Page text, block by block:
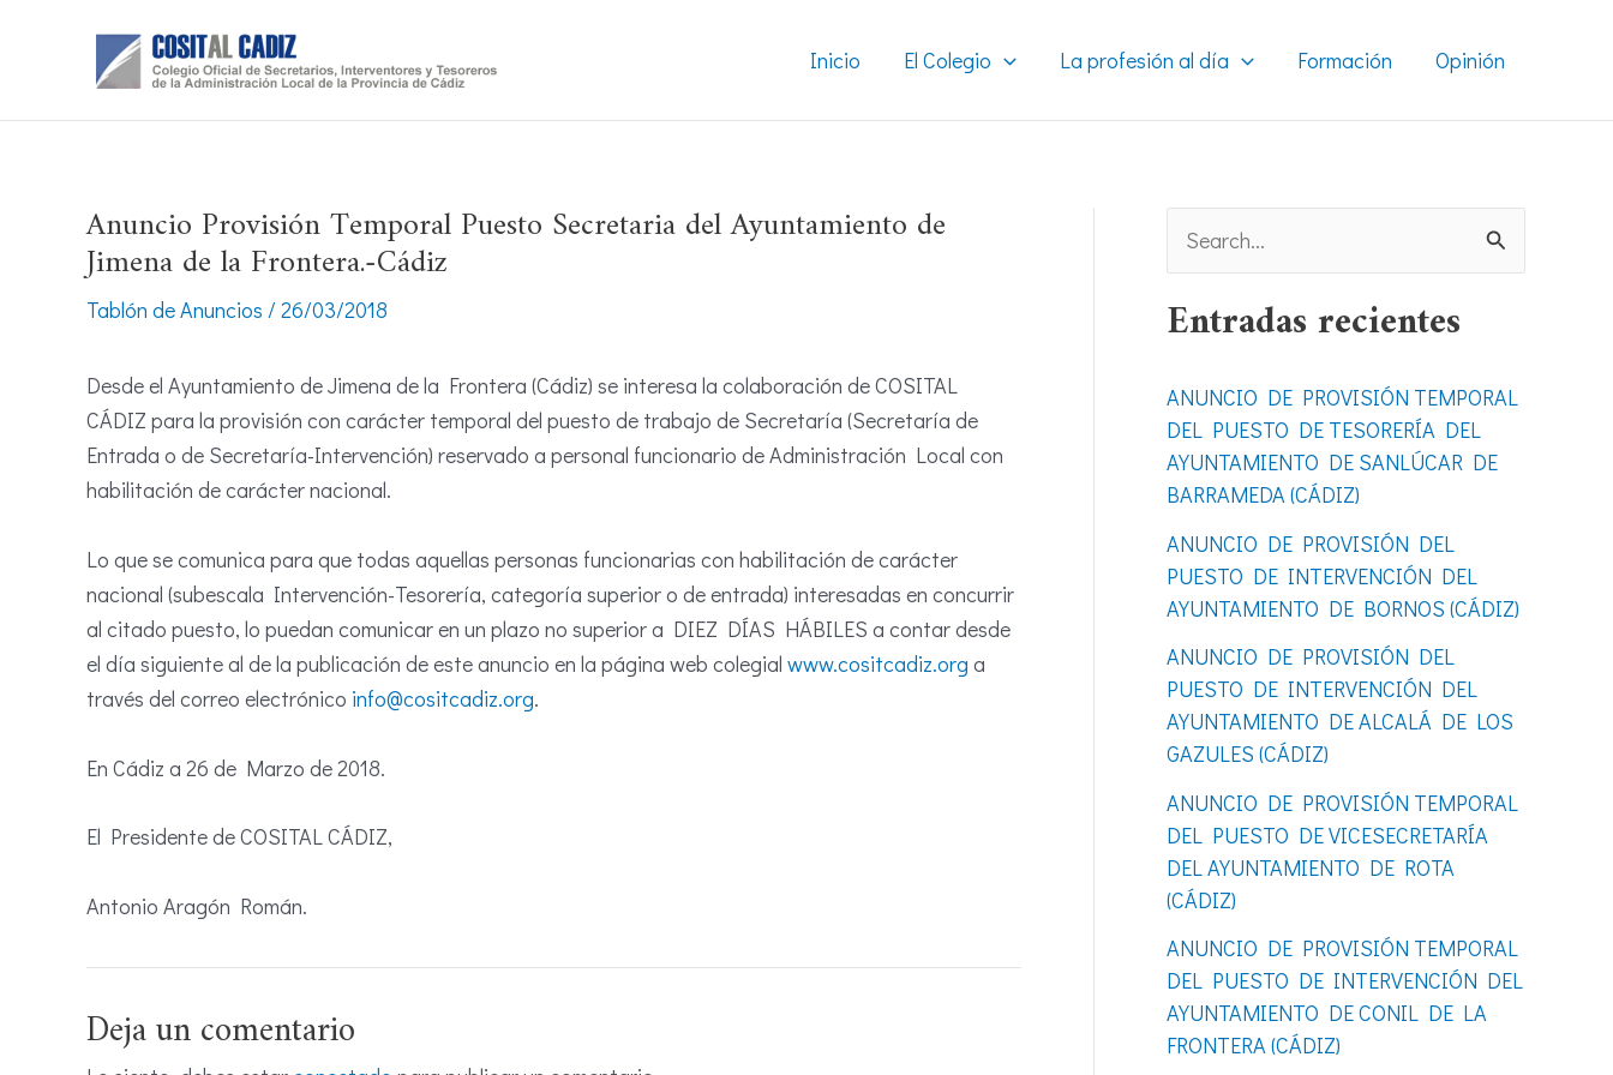
Inicio El Colegio La profesión al día Formación Opinión
Anuncio Provisión Temporal Puesto Secretaria del Ayuntamiento de
Jimena de la Frontera.-Cádiz
Tablón de Anuncios / 26/03/2018
Desde el Ayuntamiento de Jimena de la Frontera (Cádiz) se interesa la colaboración de COSITAL
CÁDIZ para la provisión con carácter temporal del puesto de trabajo de Secretaría (Secretaría de
Entrada o de Secretaría-Intervención) reservado a personal funcionario de Administración Local con
habilitación de carácter nacional.
Lo que se comunica para que todas aquellas personas funcionarias con habilitación de carácter
nacional (subescala Intervención-Tesorería, categoría superior o de entrada) interesadas en concurrir
al citado puesto, lo puedan comunicar en un plazo no superior a DIEZ DÍAS HÁBILES a contar desde
el día siguiente al de la publicación de este anuncio en la página web colegial www.cositcadiz.org a
través del correo electrónico info@cositcadiz.org.
En Cádiz a 26 de Marzo de 2018.
El Presidente de COSITAL CÁDIZ,
Antonio Aragón Román.
Deja un comentario
s
a
r
p
o
r
Entradas recientes
ANUNCIO DE PROVISIÓN TEMPORAL
DEL PUESTO DE TESORERÍA DEL
AYUNTAMIENTO DE SANLÚCAR DE
BARRAMEDA (CÁDIZ)
ANUNCIO DE PROVISIÓN DEL
PUESTO DE INTERVENCIÓN DEL
AYUNTAMIENTO DE BORNOS (CÁDIZ)
ANUNCIO DE PROVISIÓN DEL
PUESTO DE INTERVENCIÓN DEL
AYUNTAMIENTO DE ALCALÁ DE LOS
GAZULES (CÁDIZ)
ANUNCIO DE PROVISIÓN TEMPORAL
DEL PUESTO DE VICESECRETARÍA
DEL AYUNTAMIENTO DE ROTA
(CÁDIZ)
ANUNCIO DE PROVISIÓN TEMPORAL
DEL PUESTO DE INTERVENCIÓN DEL
AYUNTAMIENTO DE CONIL DE LA
FRONTERA (CÁDIZ)